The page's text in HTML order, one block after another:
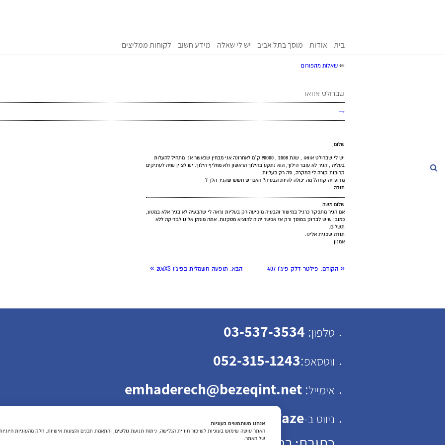
בית אודות מוסך בתל אביב יש לי שאלה מידע חשוב לקוחות ממליצים
⇐ שאלות מהפורום
שברולט אוואו
→
שלום,
יש לי שברולט אוואו , שנת 2008 , 90000 ק"מ לאחרונה אני מבחין שכאשר אני מתחיל להעלות
בעליה , הגיר לא עובר הילוך, הוא נתקע בהילוך הראשון ולא מחליף הילוך. יש לציין שזה לעתיקים
קרובות קורה לי המקרה, וזה רק בעליות .
מדוע זה קורה? מה יכולה להיות הבעיה? האם יש חשש שהגיר הלך ?
תודה
שלום משה
אם הגיר מתפקד כרגיל במישור והבעיה מופיעה רק בעליות נראה לי שהבעיה לא בגיר אלא במנוע,
כמובן שיש לבדוק במוסך ורק אז אפשר יהיה להוציא מסקנות. אתה מוזמן אלינו לבדיקה ללא
תשלום.
תודה שפנית אלינו.
אמנון
« הקודם: פילטר דלק פיג'ו 407 הבא: תופעה חשמלית בפיג'ו 206XS »
טלפון:
03-537-3534
ווטסאפ:
052-315-1243
אימייל:
emhaderech@bezeqint.net
ניווט ב-Waze
אנחנו משתמשים בעוגיות
האתר עושה שימוש בעוגיות לשיפור חוויית הגלישה, ניתוח תנועת גולשים, והתאמת תכנים והצעות אישיות. חלק מהעוגיות
של האתר.